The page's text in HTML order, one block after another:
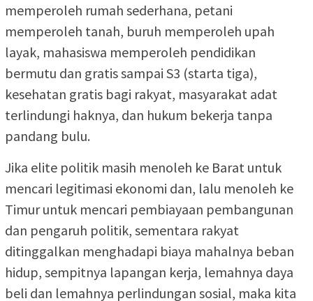
memperoleh rumah sederhana, petani
memperoleh tanah, buruh memperoleh upah
layak, mahasiswa memperoleh pendidikan
bermutu dan gratis sampai S3 (starta tiga),
kesehatan gratis bagi rakyat, masyarakat adat
terlindungi haknya, dan hukum bekerja tanpa
pandang bulu.
Jika elite politik masih menoleh ke Barat untuk
mencari legitimasi ekonomi dan, lalu menoleh ke
Timur untuk mencari pembiayaan pembangunan
dan pengaruh politik, sementara rakyat
ditinggalkan menghadapi biaya mahalnya beban
hidup, sempitnya lapangan kerja, lemahnya daya
beli dan lemahnya perlindungan sosial, maka kita